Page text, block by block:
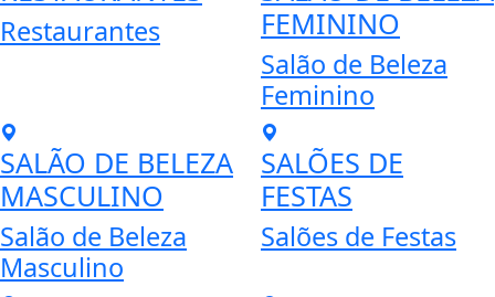
Restaurantes
FEMININO
Salão de Beleza
Feminino
SALÃO DE BELEZA
MASCULINO
Salão de Beleza
Masculino
SALÕES DE
FESTAS
Salões de Festas